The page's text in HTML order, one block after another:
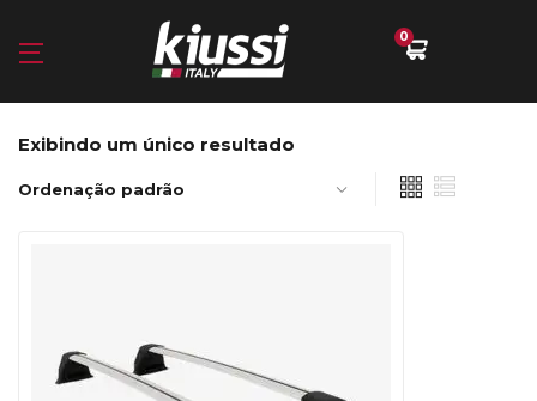
0
Exibindo um único resultado